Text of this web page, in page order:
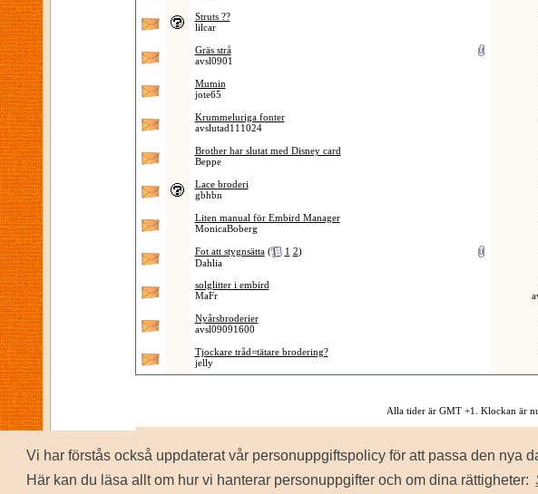
Vi har förstås också uppdaterat vår personuppgiftspolicy för att passa den nya
Här kan du läsa allt om hur vi hanterar personuppgifter och om dina rättigheter:
Struts ??
lilcar
Gräs strå
avsl0901
Mumin
jote65
Krummeluriga fonter
avslutad111024
Brother har slutat med Disney card
Beppe
Lace broderi
gbhbn
Liten manual för Embird Manager
MonicaBoberg
Fot att stygnsätta ( 1 2)
Dahlia
solglitter i embird
MaFr
Nyårsbroderier
avsl09091600
Tjockare tråd=tätare brodering?
jelly
Alla tider är GMT +1. Klockan är
Powered by vBulletin® Version
Copyright ©2000 - 2026, Jelsoft